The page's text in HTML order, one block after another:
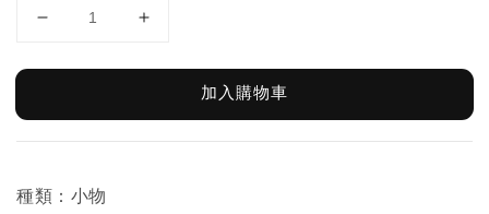
加入購物車
種類：小物